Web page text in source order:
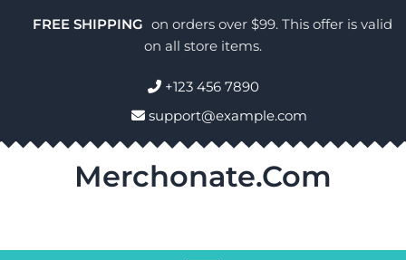
FREE SHIPPING on orders over $99. This offer is valid
on all store items.
+123 456 7890
support@example.com
Merchonate.com